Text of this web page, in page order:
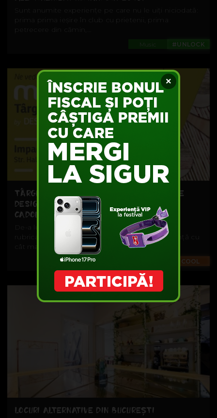
×
Sunt anumite experiențe pe care nu le uiți niciodată:
prima prima ieșire în club cu prietenii, prima
petrecere din cămin,...
#UNLOCK
Music
TÂRGURILE DE CRĂCIUN UNDE ÎI CUNOȘTI PE
DESIGNERI ȘI CUMPERI DIRECT DE LA EI
CADOURI
De-a lungul (și de-a latul) articolelor noastre din
rubrica Trends, am încercat să-ți facem cunoștință cu
cât mai mulți...
#COOL
LOCURI ALTERNATIVE DIN BUCUREȘTI